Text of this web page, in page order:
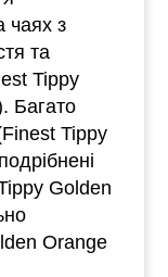
чаях з
та
Tippy
Багато
Tippy
Golden
Orange